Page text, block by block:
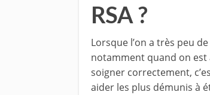
RSA ?
Lorsque l’on a très peu
notamment quand on est
soigner correctement,
aider les plus démunis à